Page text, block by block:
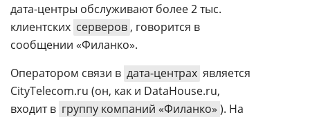
дата-центры обслуживают более 2 тыс.
клиентских серверов , говорится в
сообщении «Филанко».
Оператором связи в дата-центрах является
CityTelecom.ru (он, как и DataHouse.ru,
входит в группу компаний «Филанко» ). На